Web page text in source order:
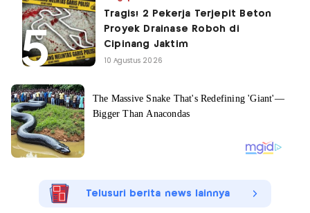
Tragis! 2 Pekerja Terjepit Beton
Proyek Drainase Roboh di
Cipinang Jaktim
10 Agustus 2026
Telusuri berita news lainnya